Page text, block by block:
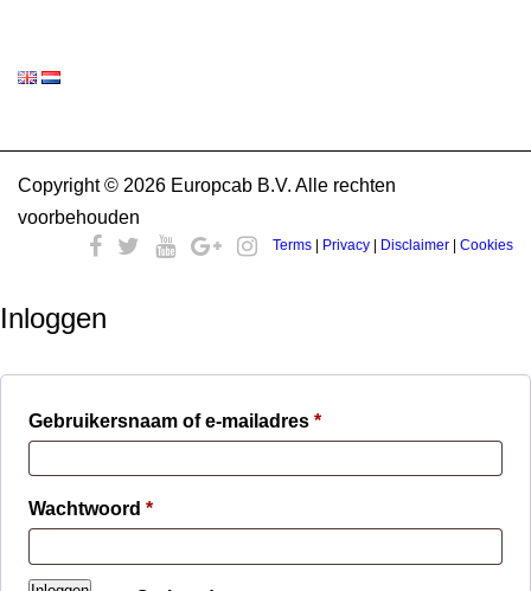
Copyright © 2026 Europcab B.V. Alle rechten
voorbehouden
Terms Privacy Disclaimer Cookies
Inloggen
Gebruikersnaam of e-mailadres *Verplicht
Wachtwoord *Verplicht